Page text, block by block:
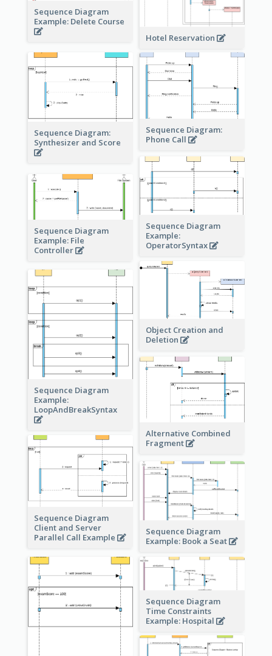
Sequence Diagram
Example: Delete Course
Hotel Reservation
Sequence Diagram:
Synthesizer and Score
Sequence Diagram:
Phone Call
Sequence Diagram
Example:
OperatorSyntax
Sequence Diagram
Example: File
Controller
Object Creation and
Deletion
Sequence Diagram
Example:
LoopAndBreakSyntax
Alternative Combined
Fragment
Sequence Diagram
Client and Server
Parallel Call Example
Sequence Diagram
Example: Book a Seat
Sequence Diagram
Time Constraints
Example: Hospital